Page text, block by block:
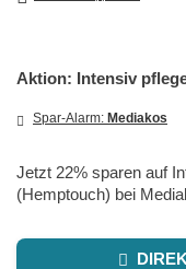
Aktion: Intensiv
Spar-Alarm: Mediakos
Jetzt 22% sparen auf
(Hemptouch) bei